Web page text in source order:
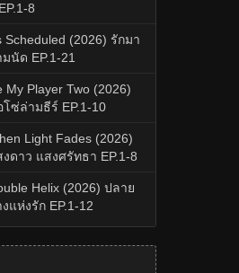
8
Scheduled (2026) รักมา
มนัด EP.1-21
My Player Two (2026)
ซ่ล่ามธีร์ EP.1-10
Light Fades (2026)
งดาว แสงศรัทธา EP.1-8
Helix (2026) ปลาย
แห่งรัก EP.1-12